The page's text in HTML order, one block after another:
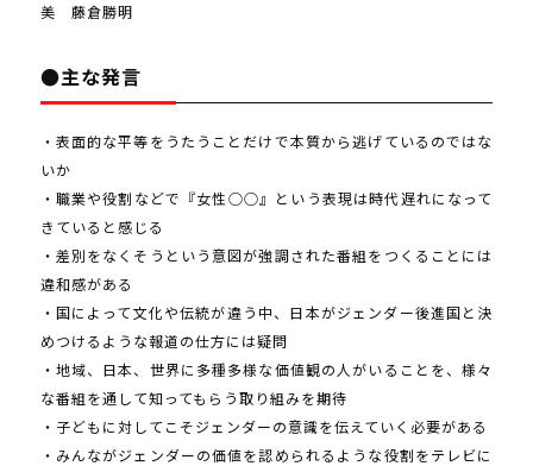
美 藤倉勝明
●主な発言
・表面的な平等をうたうことだけで本質から逃げているのではな
いか
・職業や役割などで『女性○○』という表現は時代遅れになって
きていると感じる
・差別をなくそうという意図が強調された番組をつくることには
違和感がある
・国によって文化や伝統が違う中、日本がジェンダー後進国と決
めつけるような報道の仕方には疑問
・地域、日本、世界に多種多様な価値観の人がいることを、様々
な番組を通して知ってもらう取り組みを期待
・子どもに対してこそジェンダーの意識を伝えていく必要がある
・みんながジェンダーの価値を認められるような役割をテレビに